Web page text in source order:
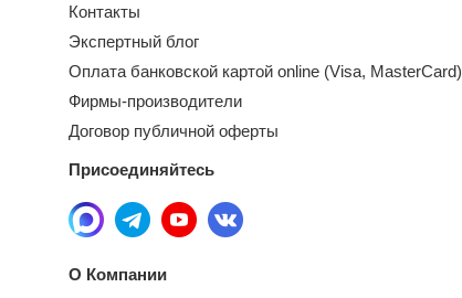
Контакты
Экспертный блог
Оплата банковской картой online (Visa, MasterCard)
Фирмы-производители
Договор публичной оферты
Присоединяйтесь
О Компании